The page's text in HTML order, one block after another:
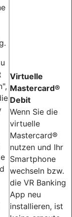
Virtuelle
Mastercard®
Debit
Wenn Sie die
virtuelle
Mastercard®
nutzen und Ihr
Smartphone
wechseln bzw.
die VR Banking
App neu
installieren, ist